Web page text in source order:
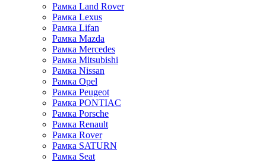
Рамка Land Rover
Рамка Lexus
Рамка Lifan
Рамка Mazda
Рамка Mercedes
Рамка Mitsubishi
Рамка Nissan
Рамка Opel
Рамка Peugeot
Рамка PONTIAC
Рамка Porsche
Рамка Renault
Рамка Rover
Рамка SATURN
Рамка Seat